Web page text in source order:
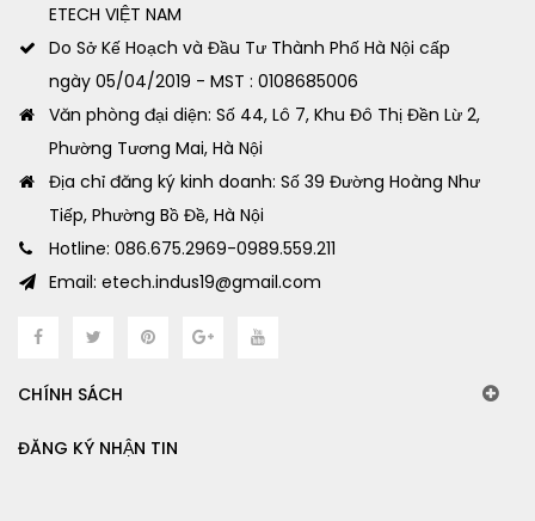
ETECH VIỆT NAM
Do Sở Kế Hoạch và Đầu Tư Thành Phố Hà Nội cấp
ngày 05/04/2019 - MST : 0108685006
Văn phòng đại diện: Số 44, Lô 7, Khu Đô Thị Đền Lừ 2,
Phường Tương Mai, Hà Nội
Địa chỉ đăng ký kinh doanh: Số 39 Đường Hoàng Như
Tiếp, Phường Bồ Đề, Hà Nội
Hotline: 086.675.2969-0989.559.211
Email: etech.indus19@gmail.com
CHÍNH SÁCH
ĐĂNG KÝ NHẬN TIN